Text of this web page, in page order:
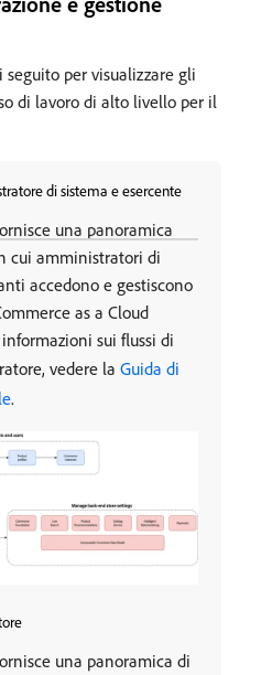
per visualizzare gli
di lavoro di alto livello per il
di sistema e esercente
una panoramica
cui amministratori di
accedono e gestiscono
as a Cloud
sui flussi di
vedere la Guida di
.
una panoramica di